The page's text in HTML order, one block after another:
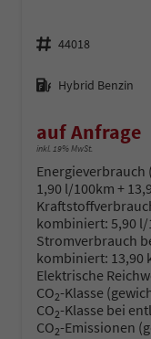
Fahrzeugnr.
44018
Kraftstoff
Hybrid Benzin
auf Anfrage
inkl. 19% MwSt.
1,90 l/100km +
kombiniert: 5,90
Stromverbrauch
kombiniert: 13,90
Elektrische
CO2-Klasse
CO2-Klasse bei
CO2-Emissionen